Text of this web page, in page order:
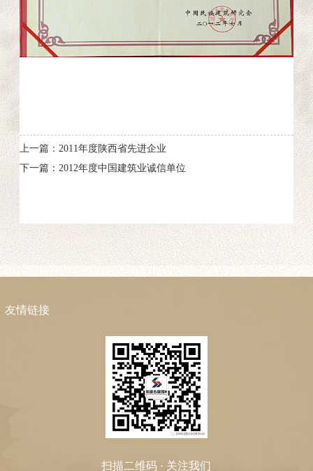
上一篇：2011年度陕西省先进企业
下一篇：2012年度中国建筑业诚信单位
友情链接
扫描二维码 · 关注我们